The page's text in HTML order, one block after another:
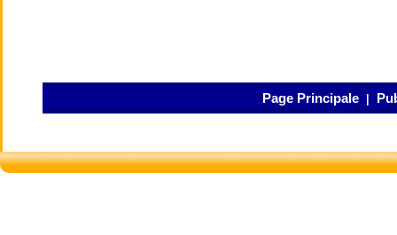
Page Principale|